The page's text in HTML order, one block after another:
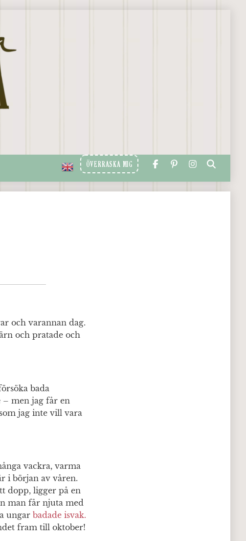
ÖVERRASKA MIG
och varannan dag.
och pratade och
bada
men jag får en
jag inte vill vara
vackra, varma
i början av våren.
dopp, ligger på en
man får njuta med
ungar badade isvak.
fram till oktober!